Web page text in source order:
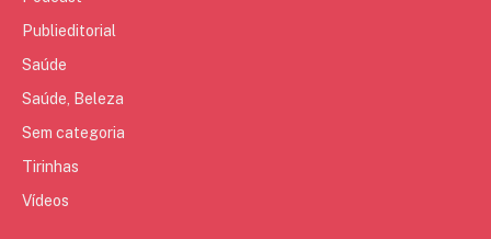
Publieditorial
Saúde
Saúde, Beleza
Sem categoria
Tirinhas
Vídeos